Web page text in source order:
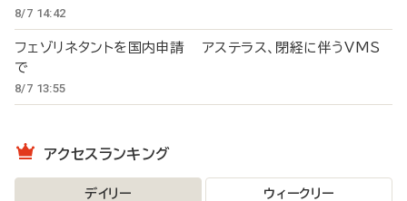
8/7 14:42
フェゾリネタントを国内申請 アステラス、閉経に伴うVMS
で
8/7 13:55
アクセスランキング
デイリー ウィークリー